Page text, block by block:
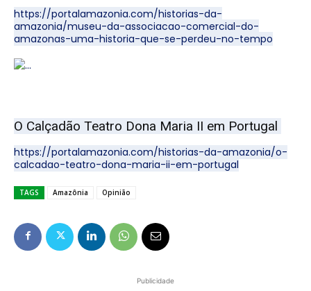
https://portalamazonia.com/historias-da-
amazonia/museu-da-associacao-comercial-do-
amazonas-uma-historia-que-se-perdeu-no-tempo
O Calçadão Teatro Dona Maria II em Portugal
https://portalamazonia.com/historias-da-amazonia/o-
calcadao-teatro-dona-maria-ii-em-portugal
TAGS Amazônia Opinião
Publicidade